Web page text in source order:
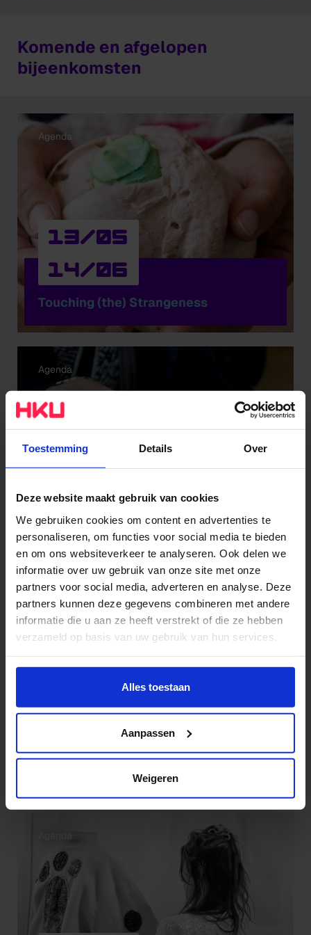
Toestemming Details Over
Deze website maakt gebruik van cookies
We gebruiken cookies om content en advertenties te
personaliseren, om functies voor social media te bieden
en om ons websiteverkeer te analyseren. Ook delen we
informatie over uw gebruik van onze site met onze
partners voor social media, adverteren en analyse. Deze
partners kunnen deze gegevens combineren met andere
informatie die u aan ze heeft verstrekt of die ze hebben
verzameld op basis van uw gebruik van hun services.
Wil je meer weten of de voorkeur aanpassen, bekijk dan
https://www.hku.nl/privacy-statement-en-
Alles toestaan
Aanpassen
Weigeren
Komende en afgelopen
bijeenkomsten
Agenda
Touching (the) Strangeness
13/05
14/06
Agenda
Artistiek onderzoek op een
ongebruikelijke plek
Agenda
09/10